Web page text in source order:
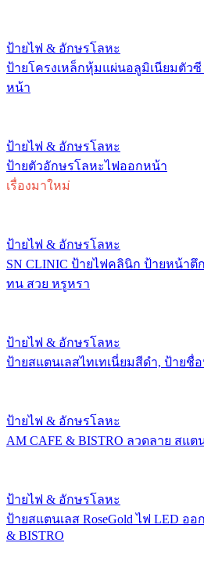
ป้ายไฟ & อักษรโลหะ
ป้ายโครงเหล็กหุ้มแผ่นอลูมิเนียมตัว
หน้า
ป้ายไฟ & อักษรโลหะ
ป้ายตัวอักษรโลหะไฟออกหน้า
เรื่องมาใหม่
ป้ายไฟ & อักษรโลหะ
SN CLINIC ป้ายไฟคลินิก ป้ายหน้า
ทน สวย หรูหรา
ป้ายไฟ & อักษรโลหะ
ป้ายสแตนเลสไทเทเนี่ยมสีดำ, ป้ายชื่
ป้ายไฟ & อักษรโลหะ
AM CAFE & BISTRO ลวดลาย สแต
ป้ายไฟ & อักษรโลหะ
ป้ายสแตนเลส RoseGold ไฟ LED อ
& BISTRO